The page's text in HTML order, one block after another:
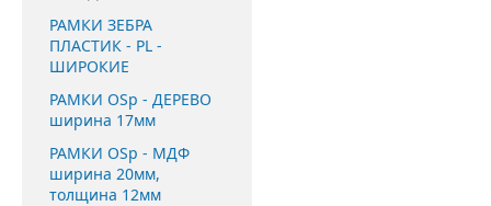
РАМКИ ЗЕБРА
ПЛАСТИК - PL -
ШИРОКИЕ
РАМКИ OSp - ДЕРЕВО
ширина 17мм
РАМКИ OSp - МДФ
ширина 20мм,
толщина 12мм